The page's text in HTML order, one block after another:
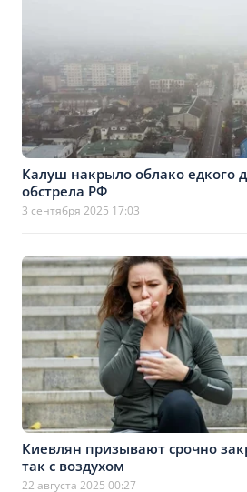
Калуш накрыло облако едкого
обстрела РФ
3 сентября 2025 17:03
Киевлян призывают срочно
так с воздухом
22 августа 2025 00:27